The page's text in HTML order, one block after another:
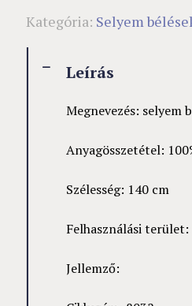
Kategória: Selyem
Leírás
Megnevezés: selyem
Anyagösszetétel:
Szélesség: 140 cm
Felhasználási terület:
Jellemző: